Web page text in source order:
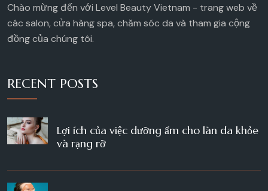
Chào mừng đến với Level Beauty Vietnam - trang web về
các salon, cửa hàng spa, chăm sóc da và tham gia cộng
đồng của chúng tôi.
RECENT POSTS
Lợi ích của việc dưỡng ẩm cho làn da khỏe
và rạng rỡ